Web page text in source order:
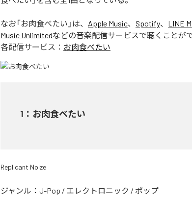
なお「お肉食べたい 」は、 Apple Music、 Spotify、 LINE
Music Unlimitedなどの音楽配信サービスで聴くことがで
各配信サービス： お肉食べたい
1 ： お肉食べたい
Replicant Noize
ジャンル： J-Pop / エレクトロニック / ポップ